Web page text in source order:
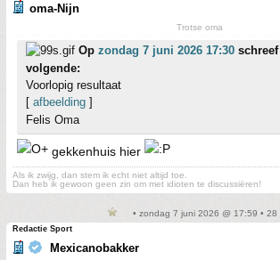
oma-Nijn
Trotse oma
Op zondag 7 juni 2026 17:30 schreef
volgende:
Voorlopig resultaat
[ afbeelding ]
Felis Oma
gekkenhuis hier
Als ik zwijg, dan stem ik echt niet altijd toe.
Dan heb ik gewoon geen zin om met idioten te discussiëren!
• zondag 7 juni 2026 @ 17:59 • 28
Redactie Sport
Mexicanobakker